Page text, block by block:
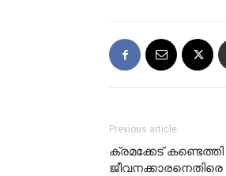
Previous article
ക്രമക്കേട്